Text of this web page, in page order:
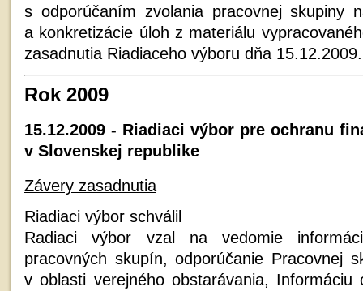
s odporúčaním zvolania pracovnej skupiny
a konkretizácie úloh z materiálu
zasadnutia Riadiaceho výboru dňa 15.12.2009.
Rok 2009
15.12.2009 - Riadiaci výbor pre ochranu
v Slovenskej republike
Závery zasadnutia
Riadiaci výbor schválil
Radiaci výbor vzal na vedomie
pracovných skupín, odporúčanie Pracovnej
v oblasti verejného obstarávania,